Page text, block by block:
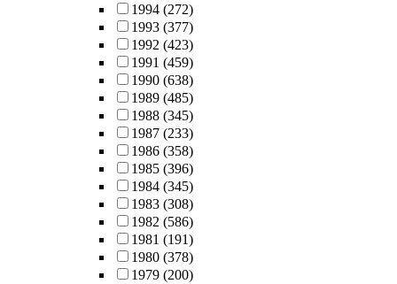
1994 (272)
1993 (377)
1992 (423)
1991 (459)
1990 (638)
1989 (485)
1988 (345)
1987 (233)
1986 (358)
1985 (396)
1984 (345)
1983 (308)
1982 (586)
1981 (191)
1980 (378)
1979 (200)